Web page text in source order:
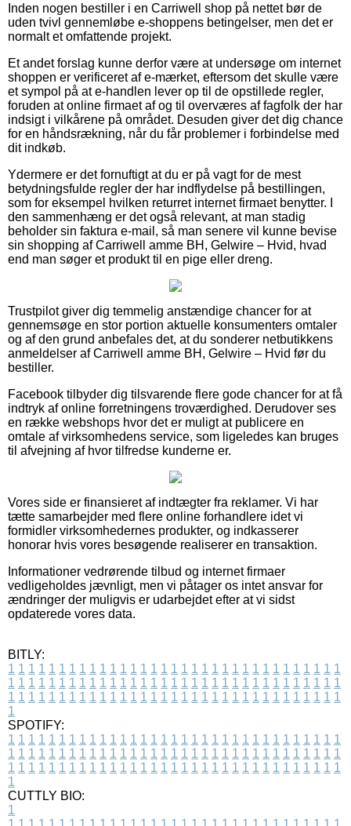
Inden nogen bestiller i en Carriwell shop på nettet bør de
uden tvivl gennemløbe e-shoppens betingelser, men det er
normalt et omfattende projekt.
Et andet forslag kunne derfor være at undersøge om internet
shoppen er verificeret af e-mærket, eftersom det skulle være
et sympol på at e-handlen lever op til de opstillede regler,
foruden at online firmaet af og til overværes af fagfolk der har
indsigt i vilkårene på området. Desuden giver det dig chance
for en håndsrækning, når du får problemer i forbindelse med
dit indkøb.
Ydermere er det fornuftigt at du er på vagt for de mest
betydningsfulde regler der har indflydelse på bestillingen,
som for eksempel hvilken returret internet firmaet benytter. I
den sammenhæng er det også relevant, at man stadig
beholder sin faktura e-mail, så man senere vil kunne bevise
sin shopping af Carriwell amme BH, Gelwire – Hvid, hvad
end man søger et produkt til en pige eller dreng.
Trustpilot giver dig temmelig anstændige chancer for at
gennemsøge en stor portion aktuelle konsumenters omtaler
og af den grund anbefales det, at du sonderer netbutikkens
anmeldelser af Carriwell amme BH, Gelwire – Hvid før du
bestiller.
Facebook tilbyder dig tilsvarende flere gode chancer for at få
indtryk af online forretningens troværdighed. Derudover ses
en række webshops hvor det er muligt at publicere en
omtale af virksomhedens service, som ligeledes kan bruges
til afvejning af hvor tilfredse kunderne er.
Vores side er finansieret af indtægter fra reklamer. Vi har
tætte samarbejder med flere online forhandlere idet vi
formidler virksomhedernes produkter, og indkasserer
honorar hvis vores besøgende realiserer en transaktion.
Informationer vedrørende tilbud og internet firmaer
vedligeholdes jævnligt, men vi påtager os intet ansvar for
ændringer der muligvis er udarbejdet efter at vi sidst
opdaterede vores data.
BITLY:
1 1 1 1 1 1 1 1 1 1 1 1 1 1 1 1 1 1 1 1 1 1 1 1 1 1 1 1 1 1 1 1 1
1 1 1 1 1 1 1 1 1 1 1 1 1 1 1 1 1 1 1 1 1 1 1 1 1 1 1 1 1 1 1 1 1
1 1 1 1 1 1 1 1 1 1 1 1 1 1 1 1 1 1 1 1 1 1 1 1 1 1 1 1 1 1 1 1 1
1
SPOTIFY:
1 1 1 1 1 1 1 1 1 1 1 1 1 1 1 1 1 1 1 1 1 1 1 1 1 1 1 1 1 1 1 1 1
1 1 1 1 1 1 1 1 1 1 1 1 1 1 1 1 1 1 1 1 1 1 1 1 1 1 1 1 1 1 1 1 1
1 1 1 1 1 1 1 1 1 1 1 1 1 1 1 1 1 1 1 1 1 1 1 1 1 1 1 1 1 1 1 1 1
1
CUTTLY BIO:
1